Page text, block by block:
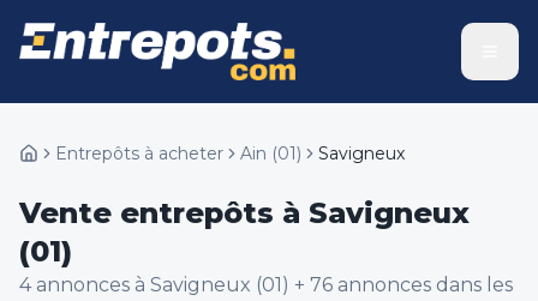
Entrepôts à acheter Ain (01) Savigneux
Vente entrepôts à Savigneux
(01)
4annonces à Savigneux (01) + 76 annonces dans les